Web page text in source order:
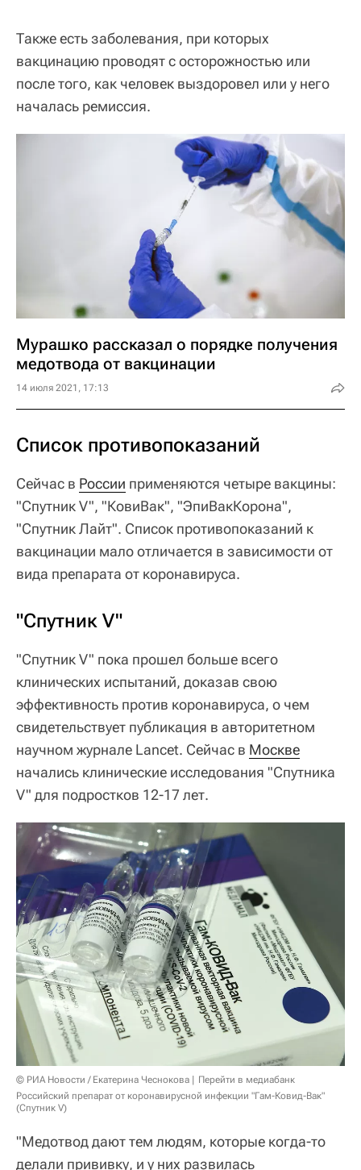
Также есть заболевания, при которых
вакцинацию проводят с осторожностью или
после того, как человек выздоровел или у него
началась ремиссия.
Мурашко рассказал о порядке получения
медотвода от вакцинации
14 июля 2021, 17:13
Список противопоказаний
Сейчас в России применяются четыре вакцины:
"Спутник V", "КовиВак", "ЭпиВакКорона",
"Спутник Лайт". Список противопоказаний к
вакцинации мало отличается в зависимости от
вида препарата от коронавируса.
"Спутник V"
"Спутник V" пока прошел больше всего
клинических испытаний, доказав свою
эффективность против коронавируса, о чем
свидетельствует публикация в авторитетном
научном журнале Lancet. Сейчас в Москве
начались клинические исследования "Спутника
V" для подростков 12-17 лет.
© РИА Новости / Екатерина Чеснокова
Перейти в медиабанк
Российский препарат от коронавирусной инфекции "Гам-Ковид-Вак"
(Спутник V)
"Медотвод дают тем людям, которые когда-то
делали прививку, и у них развилась